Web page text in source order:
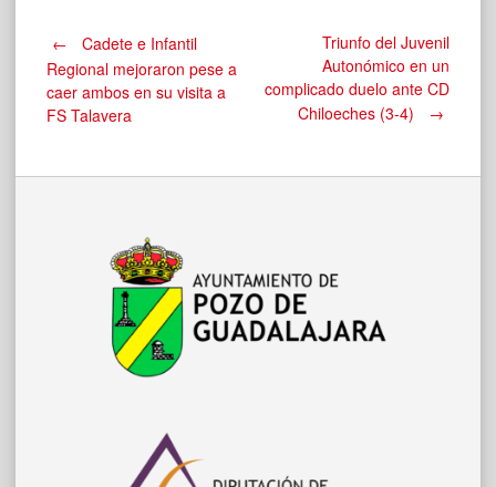
Navegación
de
entradas
←
Cadete e Infantil
Regional mejoraron pese a
caer ambos en su visita a
FS Talavera
Triunfo del Juvenil
Autonómico en un
complicado duelo ante CD
Chiloeches (3-4)
→